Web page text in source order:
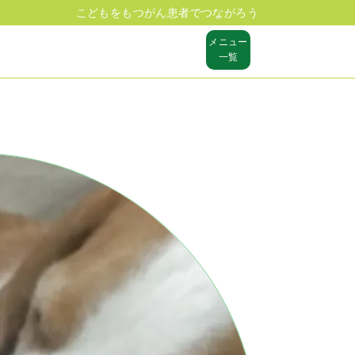
こどもをもつがん患者でつながろう
メニュー
一覧